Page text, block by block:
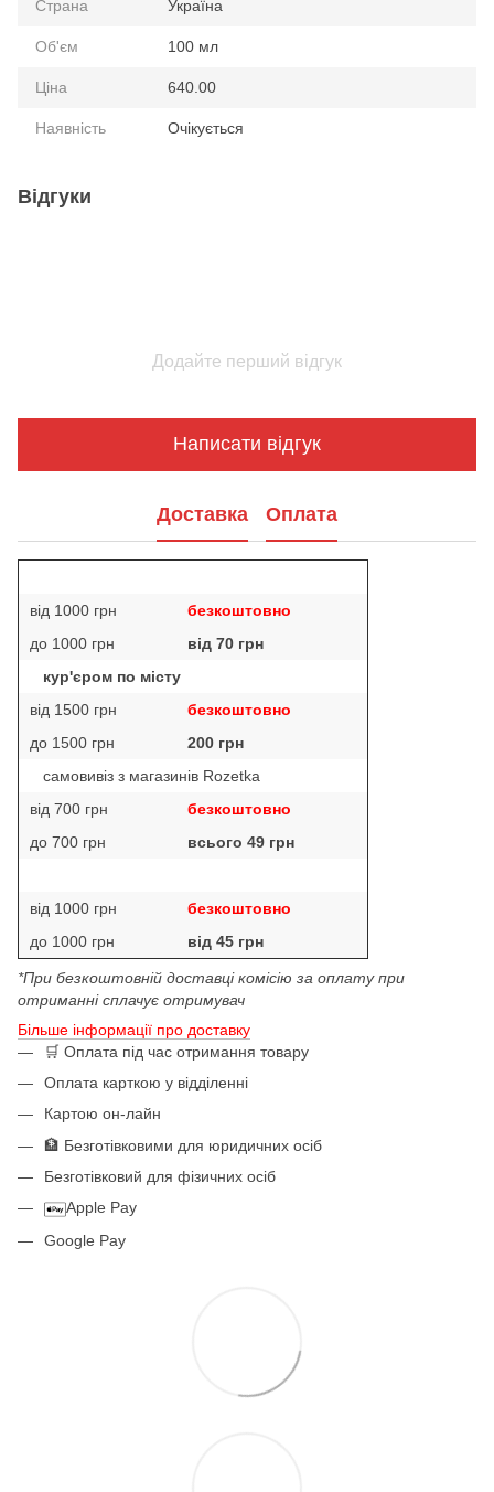
Страна Україна
Об'єм 100 мл
Ціна 640.00
Наявність Очікується
Відгуки
Додайте перший відгук
Написати відгук
Доставка Оплата
від 1000 грн
безкоштовно
до 1000 грн
від 70 грн
кур'єром по місту
від 1500 грн
безкоштовно
до 1500 грн
200 грн
самовивіз з магазинів Rozetka
від 700 грн
безкоштовно
до 700 грн
всього 49 грн
від 1000 грн
безкоштовно
до 1000 грн
від 45 грн
*При безкоштовній доставці комісію за оплату при
отриманні сплачує отримувач
Більше інформації про доставку
🛒 Оплата під час отримання товару
Оплата карткою у відділенні
Картою он-лайн
🏦 Безготівковими для юридичних осіб
Безготівковий для фізичних осіб
Apple Pay
Google Pay